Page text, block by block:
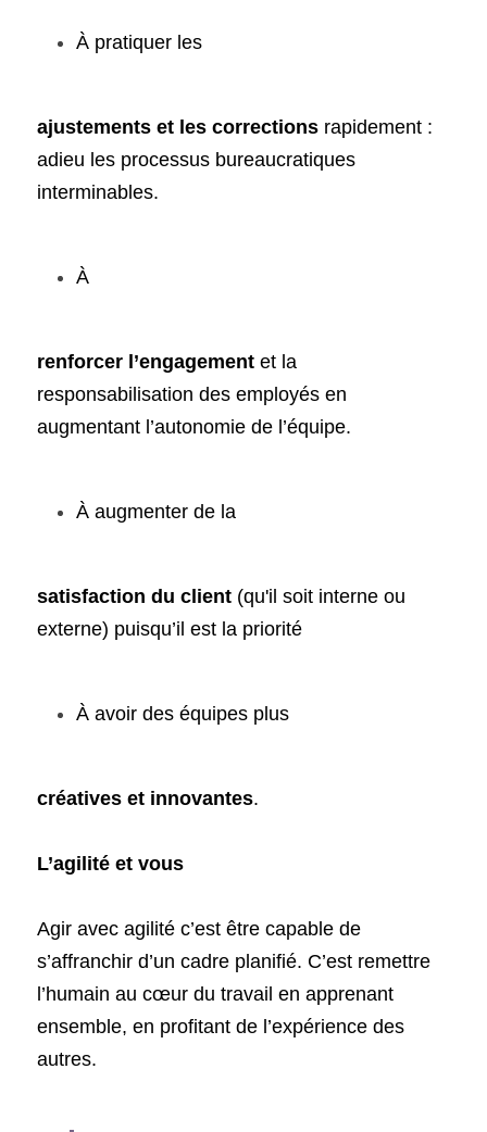
À pratiquer les
ajustements et les corrections rapidement :
adieu les processus bureaucratiques
interminables.
À
renforcer l’engagement et la
responsabilisation des employés en
augmentant l’autonomie de l’équipe.
À augmenter de la
satisfaction du client (qu'il soit interne ou
externe) puisqu’il est la priorité
À avoir des équipes plus
créatives et innovantes.
L’agilité et vous
Agir avec agilité c’est être capable de
s’affranchir d’un cadre planifié. C’est remettre
l’humain au cœur du travail en apprenant
ensemble, en profitant de l’expérience des
autres.